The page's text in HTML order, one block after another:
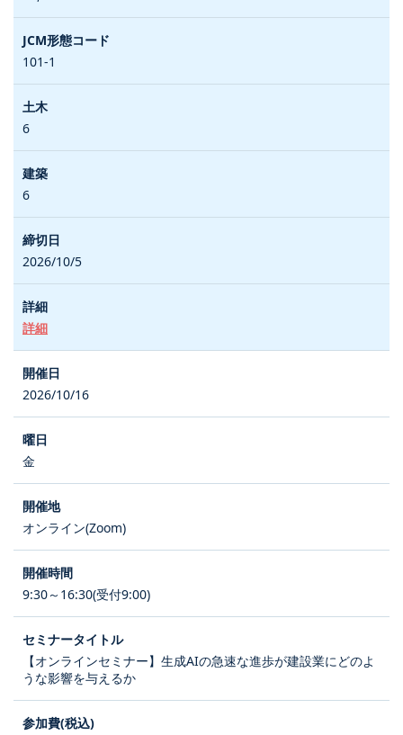
101-1
6
6
2026/10/5
詳細
2026/10/16
金
オンライン(Zoom)
9:30～16:30(受付9:00)
【オンラインセミナー】生成AIの急速な進歩が建設業にどのよ
うな影響を与えるか